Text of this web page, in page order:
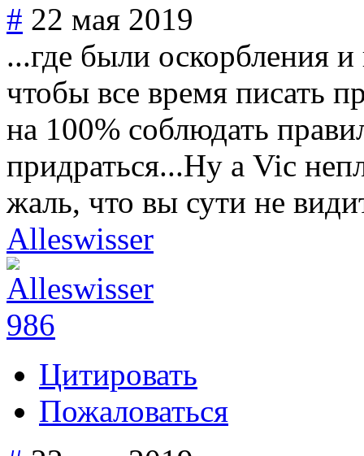
# 22 мая 2019
...где были оскорбления
чтобы все время писать
на 100% соблюдать
придраться...Ну а Vic
жаль, что вы сути не
Alleswisser
986
Цитировать
Пожаловаться